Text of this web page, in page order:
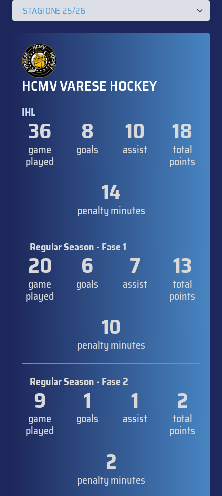
HCMV VARESE HOCKEY
IHL
36
game
played
8
goals
10
assist
18
total
points
14
penalty minutes
Regular Season - Fase 1
20
game
played
6
goals
7
assist
13
total
points
10
penalty minutes
Regular Season - Fase 2
9
game
played
1
goals
1
assist
2
total
points
2
penalty minutes